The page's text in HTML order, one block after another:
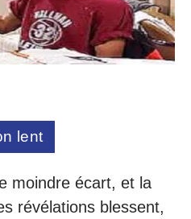
lent
moindre écart, et la
révélations blessent,